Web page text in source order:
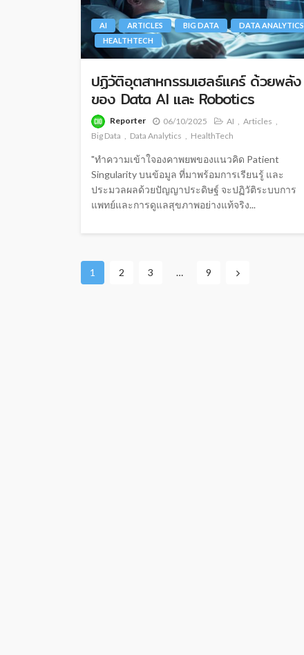
AI ARTICLES BIG DATA
DATA ANALYTICS
HEALTHTECH
ปฏิวัติอุตสาหกรรมเฮลธ์แคร์ ด้วยพลัง
ของ Data AI และ Robotics
Reporter 06/10/2025 AI
Articles
Big Data
Data Analytics HealthTech
"ทำความเข้าใจองคาพยพของแนวคิด Patient
Singularity บนข้อมูล ที่มาพร้อมการเรียนรู้ และ
ประมวลผลด้วยปัญญาประดิษฐ์ จะปฏิวัติระบบการ
แพทย์และการดูแลสุขภาพอย่างแท้จริง...
1 2 3 … 9